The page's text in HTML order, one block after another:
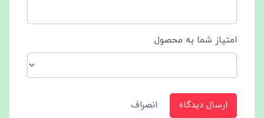
امتیاز شما به محصول
ارسال دیدگاه انصراف